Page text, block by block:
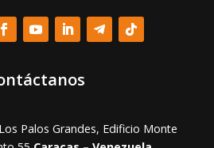
Palos Grandes, Edificio Monte